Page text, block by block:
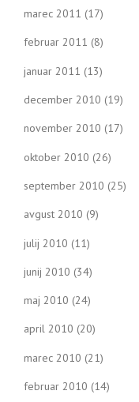
marec 2011 (17)
februar 2011 (8)
januar 2011 (13)
december 2010 (19)
november 2010 (17)
oktober 2010 (26)
september 2010 (25)
avgust 2010 (9)
julij 2010 (11)
junij 2010 (34)
maj 2010 (24)
april 2010 (20)
marec 2010 (21)
februar 2010 (14)